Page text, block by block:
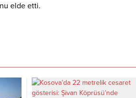
elde etti.